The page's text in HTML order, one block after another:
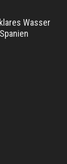
Wasser